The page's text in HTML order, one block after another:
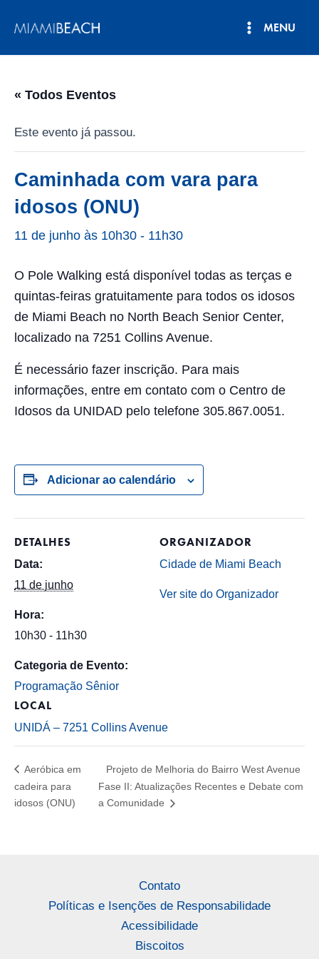
para
MENU
« Todos Eventos
Este evento já passou.
Caminhada com vara para
idosos (ONU)
11 de junho às 10h30 - 11h30
O Pole Walking está disponível todas as terças e
quintas-feiras gratuitamente para todos os idosos
de Miami Beach no North Beach Senior Center,
localizado na 7251 Collins Avenue.
É necessário fazer inscrição. Para mais
informações, entre em contato com o Centro de
Idosos da UNIDAD pelo telefone 305.867.0051.
Adicionar ao calendário
DETALHES
Data:
11 de junho
Hora:
10h30 - 11h30
Categoria de Evento:
Programação Sênior
LOCAL
UNIDÁ – 7251 Collins Avenue
ORGANIZADOR
Cidade de Miami Beach
Ver site do Organizador
Aeróbica em
cadeira para
idosos (ONU)
Projeto de Melhoria do Bairro West Avenue
Fase II: Atualizações Recentes e Debate com
a Comunidade
Contato
Políticas e Isenções de Responsabilidade
Acessibilidade
Biscoitos